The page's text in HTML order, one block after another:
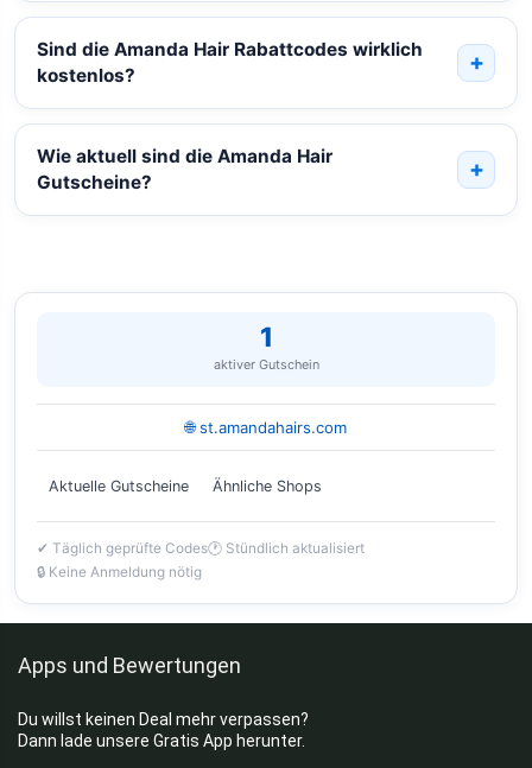
Sind die Amanda Hair Rabattcodes wirklich
kostenlos?
Wie aktuell sind die Amanda Hair
Gutscheine?
1
aktiver Gutschein
🌐 st.amandahairs.com
Aktuelle Gutscheine Ähnliche Shops
✔ Täglich geprüfte Codes🕐 Stündlich aktualisiert
🔒 Keine Anmeldung nötig
Apps und Bewertungen
Du willst keinen Deal mehr verpassen?
Dann lade unsere Gratis App herunter.